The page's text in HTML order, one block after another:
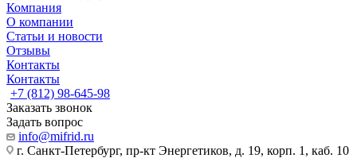
Компания
О компании
Статьи и новости
Отзывы
Контакты
Контакты
+7 (812) 98-645-98
Заказать звонок
Задать вопрос
info@mifrid.ru
г. Санкт-Петербург, пр-кт Энергетиков, д. 19, корп. 1, каб. 10